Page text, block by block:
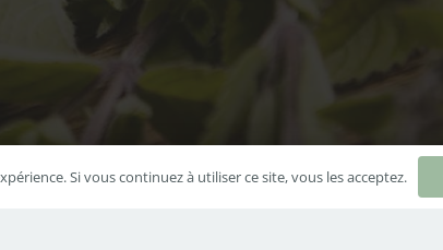
Si vous continuez à utiliser ce site, vous les acceptez.